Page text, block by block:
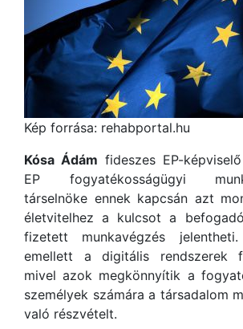
Kép forrása: rehabportal.hu
Kósa Ádám fideszes EP-
EP fogyatékosságügyi
társelnöke ennek kapcsán azt
életvitelhez a kulcsot a
fizetett munkavégzés jelentheti.
emellett a digitális rendszerek
mivel azok megkönnyítik a
személyek számára a társadalom
való részvételt.